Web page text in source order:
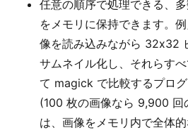
任意の順序で処理できる、
をメモリに保持できます。
像を読み込みながら 32x32
サムネイル化し、それらす
て magick で比較するプロ
(100 枚の画像なら 9,900 回
は、画像をメモリ内で全体